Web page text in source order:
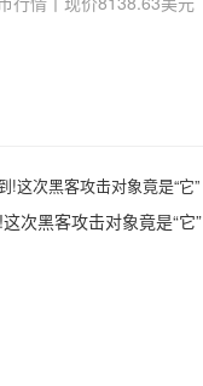
次黑客攻击对象竟是“它”